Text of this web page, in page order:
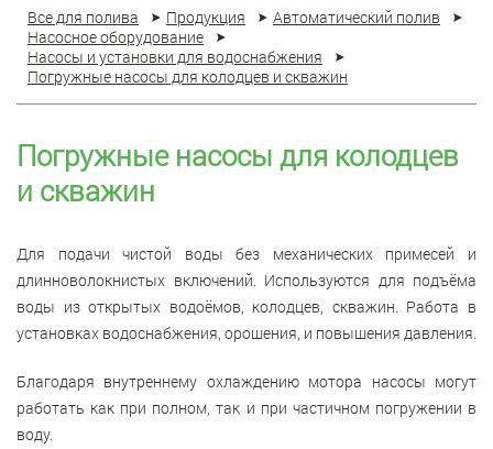
Все для полива Продукция
Автоматический полив
Насосное оборудование
Насосы и установки для водоснабжения
Погружные насосы для колодцев и скважин
Погружные насосы для колодцев
и скважин
Для подачи чистой воды без механических примесей и
длинноволокнистых включений. Используются для подъёма
воды из открытых водоёмов, колодцев, скважин. Работа в
установках водоснабжения, орошения, и повышения давления.
Благодаря внутреннему охлаждению мотора насосы могут
работать как при полном, так и при частичном погружении в
воду.